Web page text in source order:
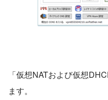
「仮想NATおよび仮想
ます。